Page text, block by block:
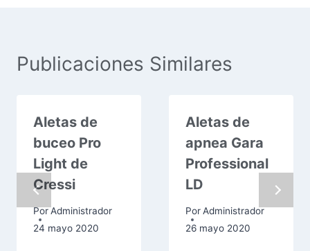
Publicaciones Similares
Aletas de
buceo Pro
Light de
Cressi
PorAdministrador
24 mayo 2020
Aletas de
apnea Gara
Professional
LD
PorAdministrador
26 mayo 2020